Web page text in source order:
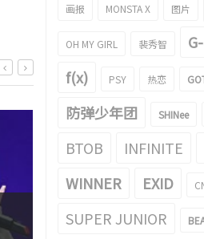
琪的gif引起了话题！
画报 MONSTA X 图片
OH MY GIRL 裴秀智
f(x)
PSY 热恋
防弹少年团
SHINee
BTOB INFINITE
WINNER
EXID
SUPER JUNIOR